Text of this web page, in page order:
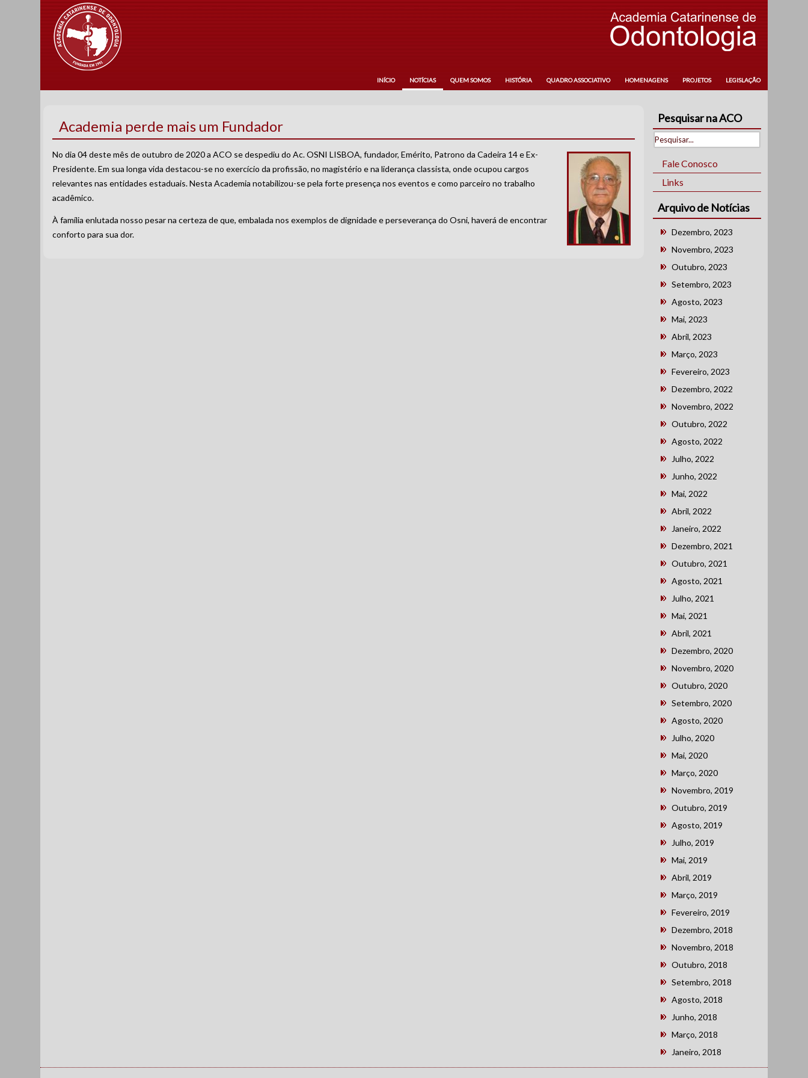
INÍCIO NOTÍCIAS QUEM SOMOS HISTÓRIA QUADRO ASSOCIATIVO HOMENAGENS PROJETOS LEGISLAÇÃO
Academia perde mais um Fundador
No dia 04 deste mês de outubro de 2020 a ACO se despediu do Ac. OSNI LISBOA, fundador, Emérito, Patrono da Cadeira 14 e Ex-
Presidente. Em sua longa vida destacou-se no exercício da profissão, no magistério e na liderança classista, onde ocupou cargos
relevantes nas entidades estaduais. Nesta Academia notabilizou-se pela forte presença nos eventos e como parceiro no trabalho
acadêmico.
À família enlutada nosso pesar na certeza de que, embalada nos exemplos de dignidade e perseverança do Osni, haverá de encontrar
conforto para sua dor.
Pesquisar na ACO
Fale Conosco
Links
Arquivo de Notícias
Dezembro, 2023
Novembro, 2023
Outubro, 2023
Setembro, 2023
Agosto, 2023
Mai, 2023
Abril, 2023
Março, 2023
Fevereiro, 2023
Dezembro, 2022
Novembro, 2022
Outubro, 2022
Agosto, 2022
Julho, 2022
Junho, 2022
Mai, 2022
Abril, 2022
Janeiro, 2022
Dezembro, 2021
Outubro, 2021
Agosto, 2021
Julho, 2021
Mai, 2021
Abril, 2021
Dezembro, 2020
Novembro, 2020
Outubro, 2020
Setembro, 2020
Agosto, 2020
Julho, 2020
Mai, 2020
Março, 2020
Novembro, 2019
Outubro, 2019
Agosto, 2019
Julho, 2019
Mai, 2019
Abril, 2019
Março, 2019
Fevereiro, 2019
Dezembro, 2018
Novembro, 2018
Outubro, 2018
Setembro, 2018
Agosto, 2018
Junho, 2018
Março, 2018
Janeiro, 2018